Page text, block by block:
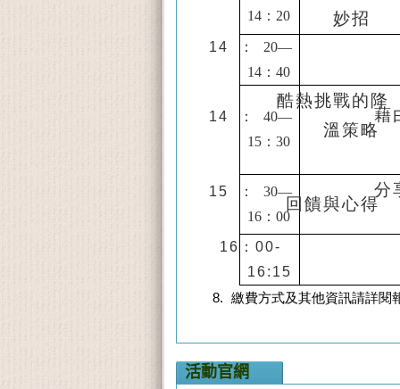
14： 20
妙招
14 ： 20—
14： 40
14 ：40—
15： 30
酷熱挑戰的降
溫策略
藉
15 ：30—
16： 00
回饋與心得
分
16：00-
16:15
繳費方式及其他資訊請詳閱
活動官網